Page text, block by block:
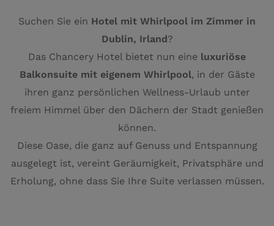
Suchen Sie ein Hotel mit Whirlpool im Zimmer in
Dublin, Irland?
Das Chancery Hotel bietet nun eine luxuriöse
Balkonsuite mit eigenem Whirlpool, in der Gäste
ihren ganz persönlichen Wellness-Urlaub unter
freiem Himmel über den Dächern der Stadt genießen
können.
Diese Oase, die ganz auf Genuss und Entspannung
ausgelegt ist, vereint Geräumigkeit, Privatsphäre und
Erholung, ohne dass Sie Ihre Suite verlassen müssen.